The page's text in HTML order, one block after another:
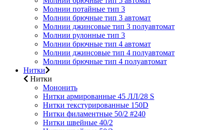
Молнии потайные тип 3
Молнии брючные тип 3 автомат
Молнии джинсовые тип 3 полуавтомат
Молнии рулонные тип 3
Молнии брючные тип 4 автомат
Молнии джинсовые тип 4 полуавтомат
Молнии брючные тип 4 полуавтомат
Нитки
Нитки
Мононить
Нитки армированные 45 ЛЛ/28 S
Нитки текстурированные 150D
Нитки филаментные 50/2 #240
Нитки швейные 40/2